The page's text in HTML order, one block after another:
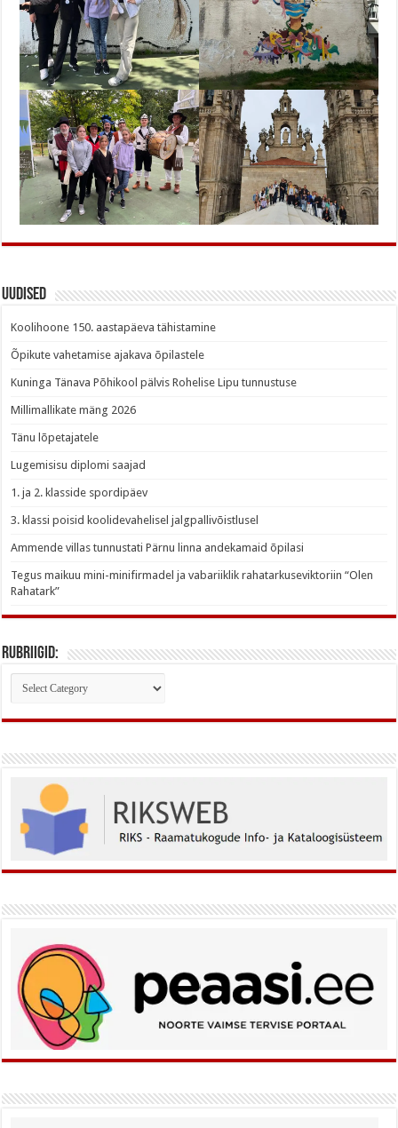
Uudised
Koolihoone 150. aastapäeva tähistamine
Õpikute vahetamise ajakava õpilastele
Kuninga Tänava Põhikool pälvis Rohelise Lipu tunnustuse
Millimallikate mäng 2026
Tänu lõpetajatele
Lugemisisu diplomi saajad
1. ja 2. klasside spordipäev
3. klassi poisid koolidevahelisel jalgpallivõistlusel
Ammende villas tunnustati Pärnu linna andekamaid õpilasi
Tegus maikuu mini-minifirmadel ja vabariiklik rahatarkuseviktoriin “Olen
Rahatark”
Rubriigid:
Rubriigid: